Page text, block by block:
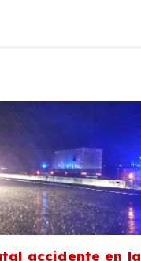
accidente en la